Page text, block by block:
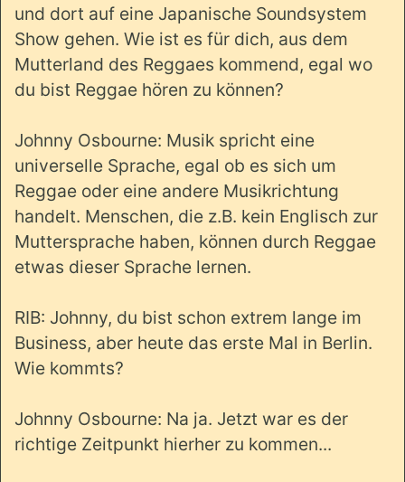
und dort auf eine Japanische Soundsystem
Show gehen. Wie ist es für dich, aus dem
Mutterland des Reggaes kommend, egal wo
du bist Reggae hören zu können?
Johnny Osbourne: Musik spricht eine
universelle Sprache, egal ob es sich um
Reggae oder eine andere Musikrichtung
handelt. Menschen, die z.B. kein Englisch zur
Muttersprache haben, können durch Reggae
etwas dieser Sprache lernen.
RIB: Johnny, du bist schon extrem lange im
Business, aber heute das erste Mal in Berlin.
Wie kommts?
Johnny Osbourne: Na ja. Jetzt war es der
richtige Zeitpunkt hierher zu kommen...